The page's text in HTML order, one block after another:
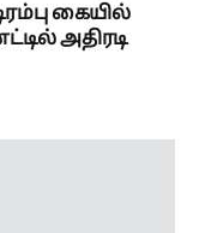
கையில்
அதிரடி